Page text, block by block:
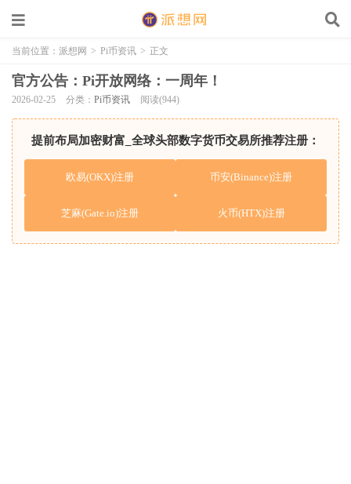
当前位置： 派想网 > Pi币资讯 > 正文
官方公告：Pi开放网络：一周年！
2026-02-25 分类： Pi币资讯 阅读(944)
提前布局加密财富_全球头部数字货币交易所推荐注册：
欧易(OKX)注册 币安(Binance)注册
芝麻(Gate.io)注册 火币(HTX)注册